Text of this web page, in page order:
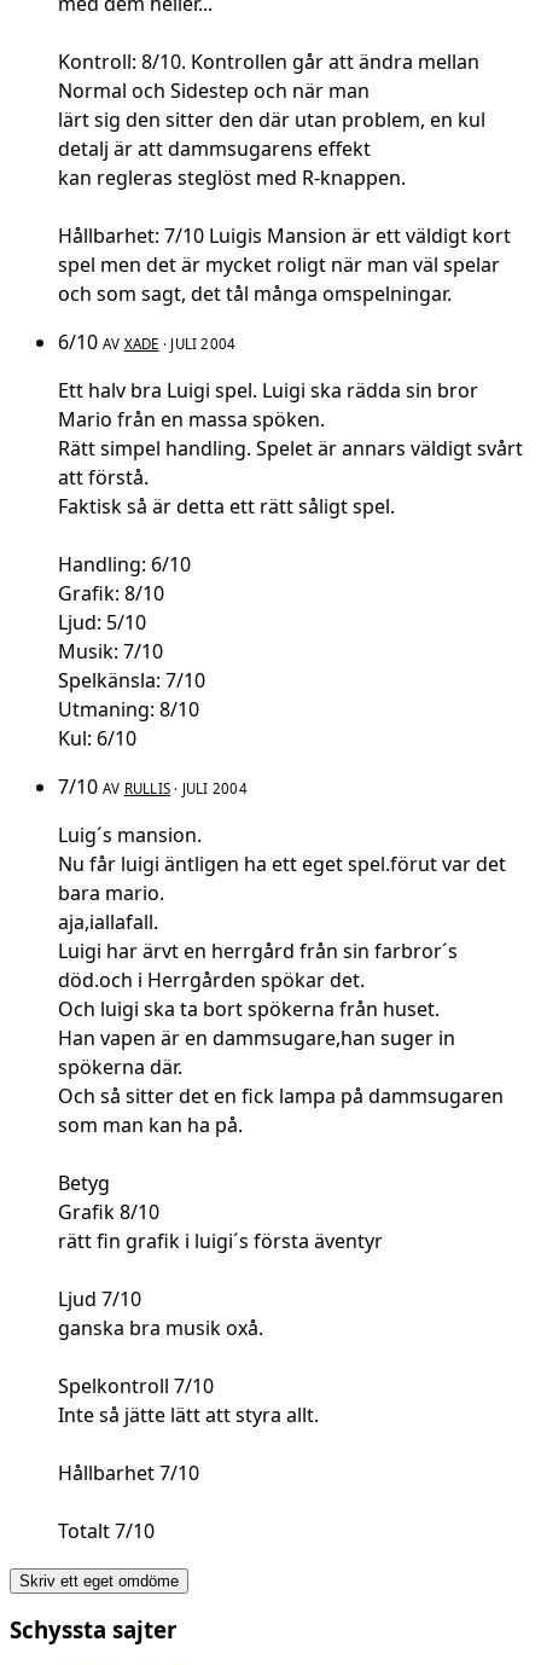
Kontroll: 8/10. Kontrollen går att ändra mellan
Normal och Sidestep och när man
lärt sig den sitter den där utan problem, en kul
detalj är att dammsugarens effekt
kan regleras steglöst med R-knappen.
Hållbarhet: 7/10 Luigis Mansion är ett väldigt kort
spel men det är mycket roligt när man väl spelar
och som sagt, det tål många omspelningar.
6/10 AV XADE · JULI 2004
Ett halv bra Luigi spel. Luigi ska rädda sin bror
Mario från en massa spöken.
Rätt simpel handling. Spelet är annars väldigt svårt
att förstå.
Faktisk så är detta ett rätt såligt spel.
Handling: 6/10
Grafik: 8/10
Ljud: 5/10
Musik: 7/10
Spelkänsla: 7/10
Utmaning: 8/10
Kul: 6/10
7/10 AV RULLIS · JULI 2004
Luig´s mansion.
Nu får luigi äntligen ha ett eget spel.förut var det
bara mario.
aja,iallafall.
Luigi har ärvt en herrgård från sin farbror´s
död.och i Herrgården spökar det.
Och luigi ska ta bort spökerna från huset.
Han vapen är en dammsugare,han suger in
spökerna där.
Och så sitter det en fick lampa på dammsugaren
som man kan ha på.
Betyg
Grafik 8/10
rätt fin grafik i luigi´s första äventyr
Ljud 7/10
ganska bra musik oxå.
Spelkontroll 7/10
Inte så jätte lätt att styra allt.
Hållbarhet 7/10
Totalt 7/10
Skriv ett eget omdöme
Schyssta sajter